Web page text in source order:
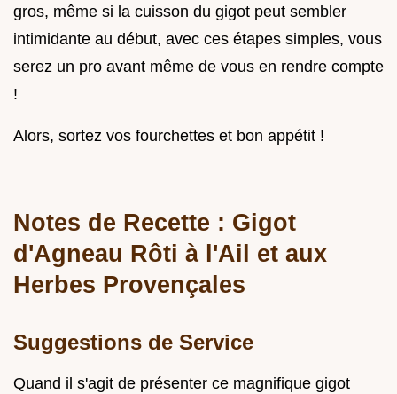
gros, même si la cuisson du gigot peut sembler
intimidante au début, avec ces étapes simples, vous
serez un pro avant même de vous en rendre compte
!
Alors, sortez vos fourchettes et bon appétit !
Notes de Recette : Gigot
d'Agneau Rôti à l'Ail et aux
Herbes Provençales
Suggestions de Service
Quand il s'agit de présenter ce magnifique gigot